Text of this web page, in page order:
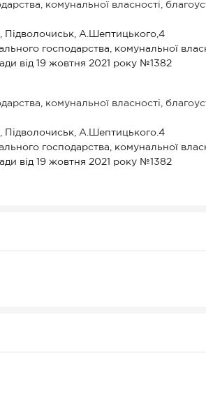
комунальної власності,
Підволочиськ, А.Шептицького,4
господарства, комунальної
від 19 жовтня 2021 року №1382
комунальної власності,
Підволочиськ, А.Шептицького.4
господарства, комунальної
від 19 жовтня 2021 року №1382